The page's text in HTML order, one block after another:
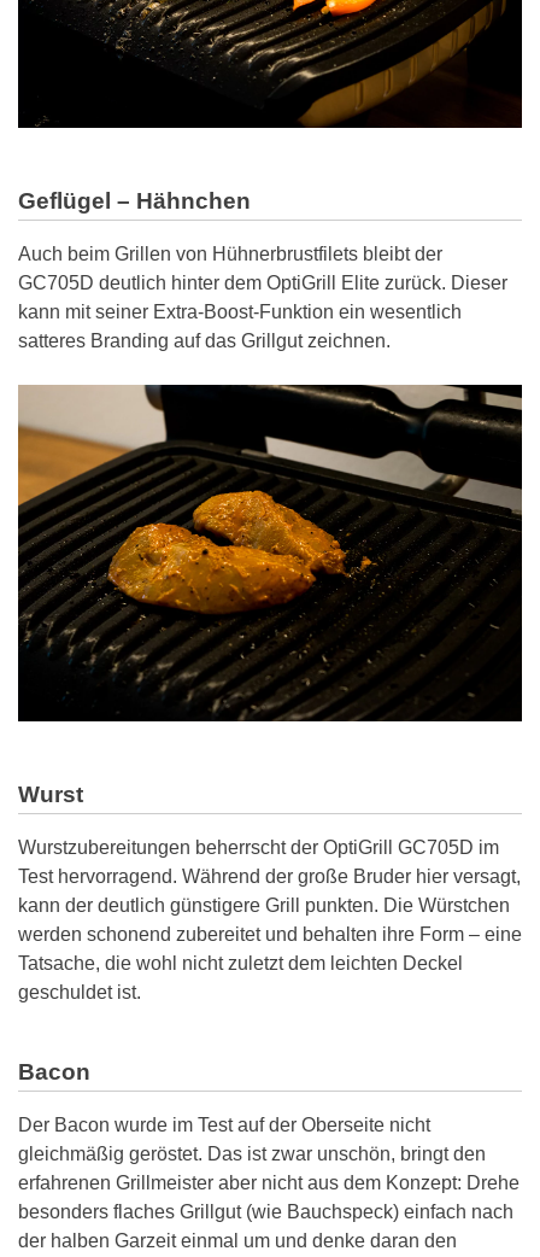
Geflügel – Hähnchen
Auch beim Grillen von Hühnerbrustfilets bleibt der
GC705D deutlich hinter dem OptiGrill Elite zurück. Dieser
kann mit seiner Extra-Boost-Funktion ein wesentlich
satteres Branding auf das Grillgut zeichnen.
Wurst
Wurstzubereitungen beherrscht der OptiGrill GC705D im
Test hervorragend. Während der große Bruder hier versagt,
kann der deutlich günstigere Grill punkten. Die Würstchen
werden schonend zubereitet und behalten ihre Form – eine
Tatsache, die wohl nicht zuletzt dem leichten Deckel
geschuldet ist.
Bacon
Der Bacon wurde im Test auf der Oberseite nicht
gleichmäßig geröstet. Das ist zwar unschön, bringt den
erfahrenen Grillmeister aber nicht aus dem Konzept: Drehe
besonders flaches Grillgut (wie Bauchspeck) einfach nach
der halben Garzeit einmal um und denke daran den